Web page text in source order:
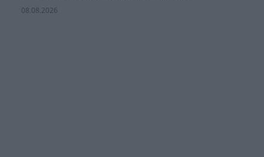
08.08.2026